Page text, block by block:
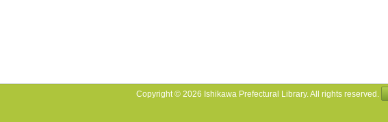
Copyright © 2026 Ishikawa Prefectural Library. All rights reserved.